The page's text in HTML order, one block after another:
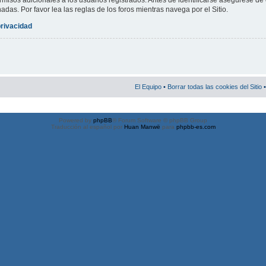
Por favor lea las reglas de los foros mientras navega por el Sitio.
El Equipo • Borrar todas las cookies del Sitio
Powered by phpBB® Forum Software © phpBB Group
Traducción al español por Huan Manwë para phpbb-es.com